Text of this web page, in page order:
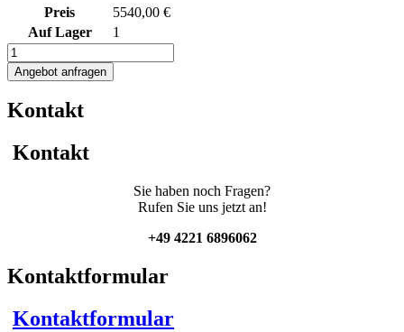
Preis
5540,00 €
Auf Lager
1
1748L
Edelstahl
Rührwerksbehälter
Propellerrührwerk
Angebot anfragen
Kontakt
Kontakt
Sie haben noch Fragen?
Rufen Sie uns jetzt an!
+49 4221 6896062
Kontaktformular
Kontaktformular